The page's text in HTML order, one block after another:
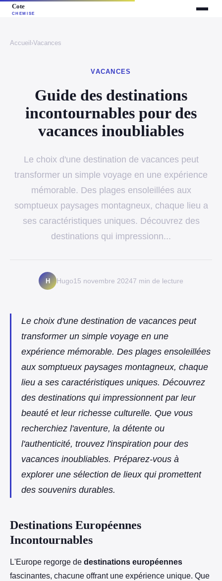
Accueil ›Vacances
VACANCES
Guide des destinations
incontournables pour des
vacances inoubliables
Le choix d'une destination de vacances peut
transformer un simple voyage en une expérience
mémorable. Des plages ensoleillées aux
somptueux paysages montagneux, chaque lieu a
ses caractéristiques uniques. Découvrez des
destinations qui impressionn...
H Hugo15 novembre 20247 min de lecture
Le choix d'une destination de vacances peut
transformer un simple voyage en une
expérience mémorable. Des plages ensoleillées
aux somptueux paysages montagneux, chaque
lieu a ses caractéristiques uniques. Découvrez
des destinations qui impressionnent par leur
beauté et leur richesse culturelle. Que vous
recherchiez l'aventure, la détente ou
l'authenticité, trouvez l'inspiration pour des
vacances inoubliables. Préparez-vous à
explorer une sélection de lieux qui promettent
des souvenirs durables.
Destinations Européennes
Incontournables
L'Europe regorge de destinations européennes
fascinantes, chacune offrant une expérience unique. Que